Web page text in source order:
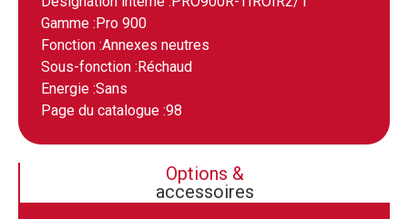
Gamme :Pro 900
Fonction :Annexes neutres
Sous-fonction :Réchaud
Energie :Sans
Page du catalogue :98
Options &
accessoires